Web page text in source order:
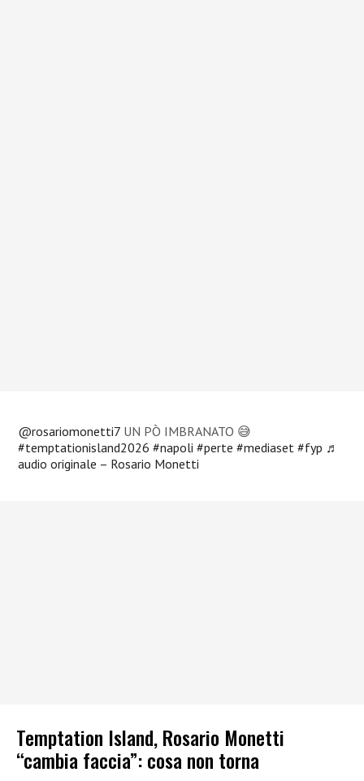
@rosariomonetti7 UN PÒ IMBRANATO 😅
#temptationisland2026 #napoli #perte #mediaset #fyp ♬
audio originale – Rosario Monetti
Temptation Island, Rosario Monetti
“cambia faccia”: cosa non torna